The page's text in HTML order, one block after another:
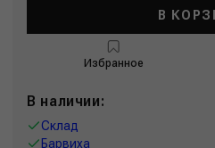
В
Избранное
В наличии:
Склад
Барвиха